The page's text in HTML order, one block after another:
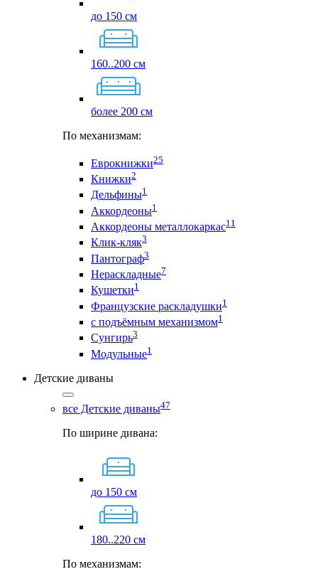
до 150 см
160..200 см
более 200 см
По механизмам:
Еврокнижки25
Книжки2
Дельфины1
Аккордеоны1
Аккордеоны металлокаркас11
Клик-кляк3
Пантограф3
Нераскладные7
Кушетки1
Французские раскладушки1
с подъёмным механизмом1
Сунгирь3
Модульные1
Детские диваны
все Детские диваны47
По ширине дивана:
до 150 см
180..220 см
По механизмам: